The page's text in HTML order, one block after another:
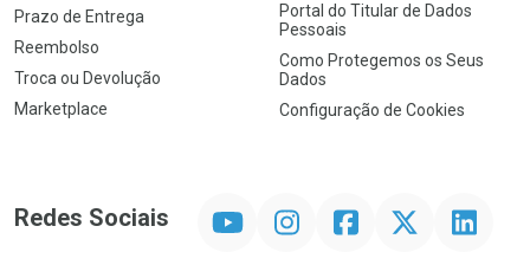
Prazo de Entrega
Reembolso
Troca ou Devolução
Marketplace
Portal do Titular de Dados
Pessoais
Como Protegemos os Seus
Dados
Configuração de Cookies
Redes Sociais InstagramFacebookTwitter Linkedin